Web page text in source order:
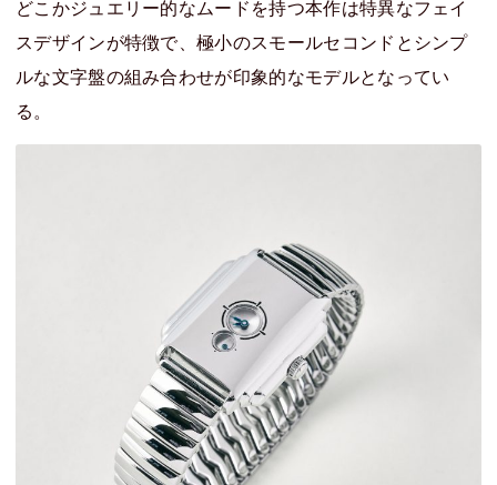
どこかジュエリー的なムードを持つ本作は特異なフェイ
スデザインが特徴で、極小のスモールセコンドとシンプ
ルな文字盤の組み合わせが印象的なモデルとなってい
る。